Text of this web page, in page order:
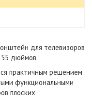
для телевизоров
дюймов.
практичным решением
функциональными
плоских